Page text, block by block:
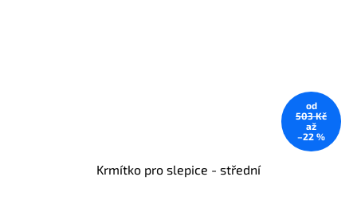
od
503 Kč
až
–22 %
Krmítko pro slepice - střední